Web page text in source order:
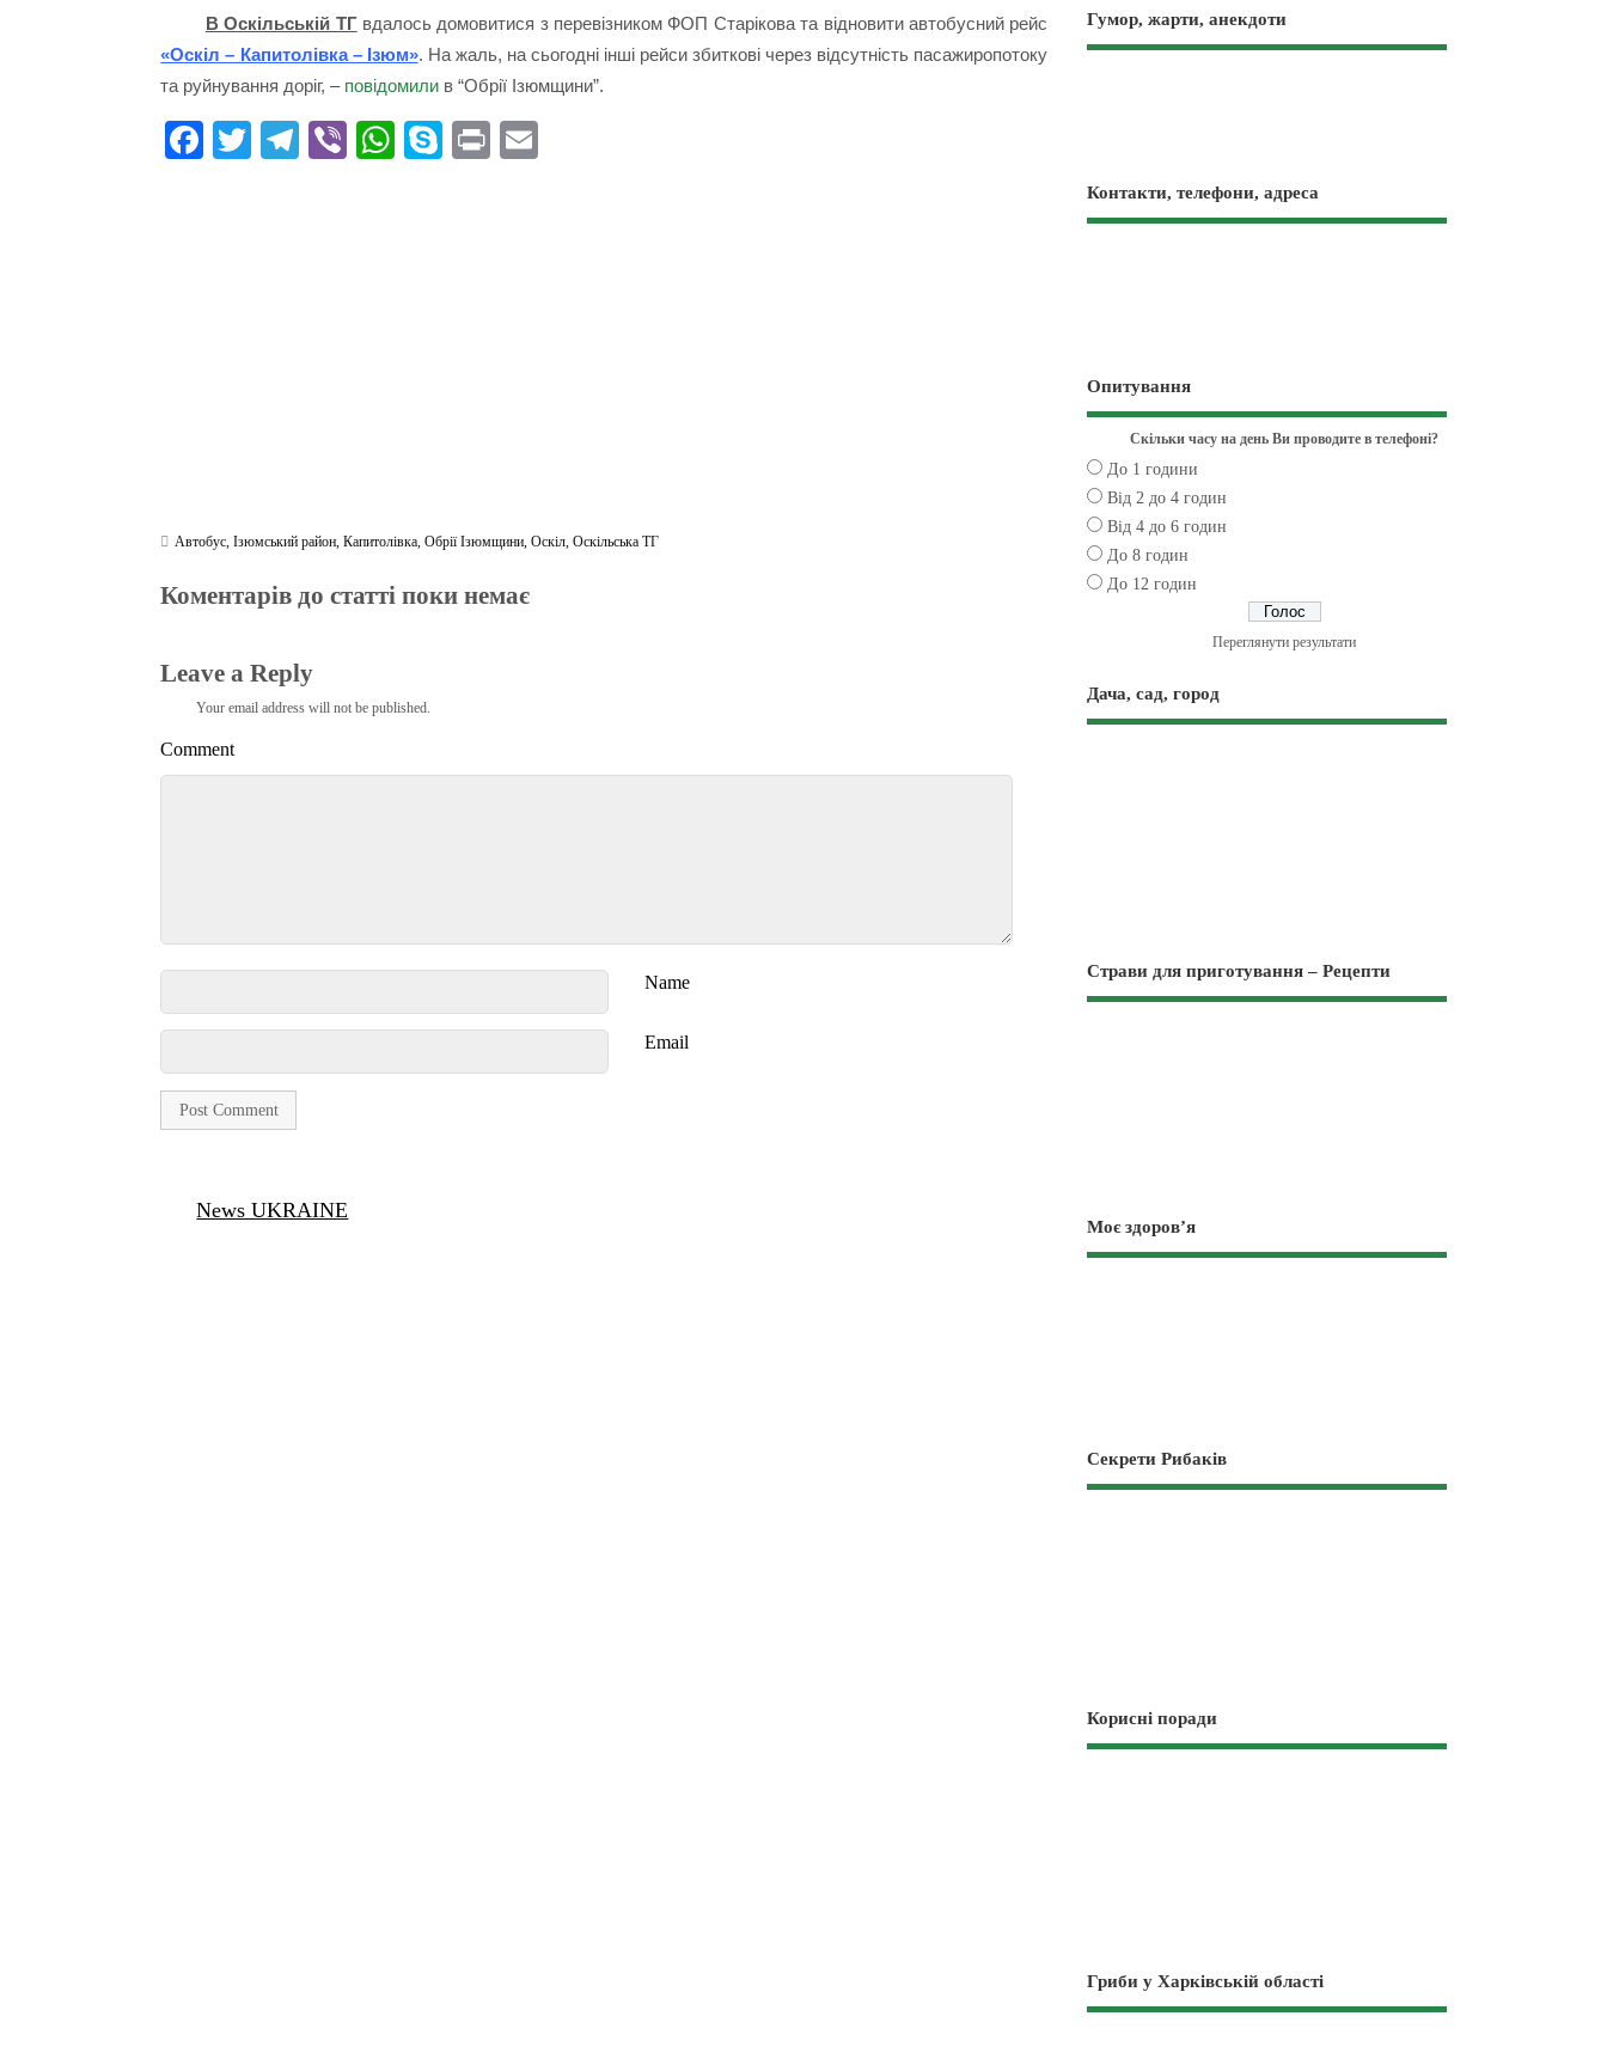
В Оскільській ТГвдалось домовитися з перевізником ФОП Старікова та відновити автобусний рейс
«Оскіл – Капитолівка – Ізюм». На жаль, на сьогодні інші рейси збиткові через відсутність пасажиропотоку
та руйнування доріг, – повідомили в “Обрії Ізюмщини”.
Fa T
Te Vi
W
S
Pr
Автобус,Ізюмський район,Капитолівка,Обрії Ізюмщини,Оскіл,Оскільська ТГ
Коментарів до статті поки немає
Leave a Reply
Your email address will not be published.
Comment
Name
Email
News UKRAINE
Гумор, жарти, анекдоти
Контакти, телефони, адреса
Опитування
Скільки часу на день Ви проводите в телефоні?
До 1 години
Від 2 до 4 годин
Від 4 до 6 годин
До 8 годин
До 12 годин
Переглянути результати
Дача, сад, город
Страви для приготування – Рецепти
Моє здоров’я
Секрети Рибаків
Корисні поради
Гриби у Харківській області